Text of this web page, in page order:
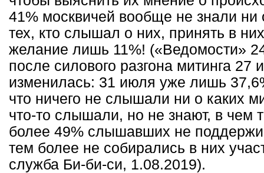
41% москвичей вообще не знали ни
тех, кто слышал о них, принять в
желание лишь 11%! («Ведомости»
после силового разгона митинга 27
изменилась: 31 июля уже лишь
что ничего не слышали ни о каких
что-то слышали, но не знают, в чем
более 49% слышавших не
тем более не собирались в них
служба Би-би-си, 1.08.2019).